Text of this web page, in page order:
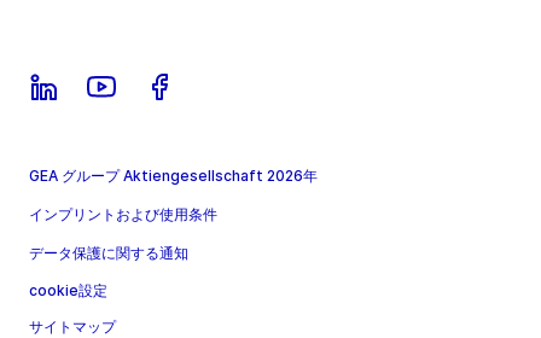
GEA グループ Aktiengesellschaft 2026年
インプリントおよび使用条件
データ保護に関する通知
cookie設定
サイトマップ